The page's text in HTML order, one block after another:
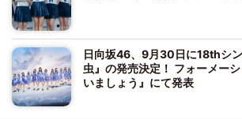
日向坂46、9月30日に18thシ
虫』の発売決定！ フォーメー
いましょう』にて発表